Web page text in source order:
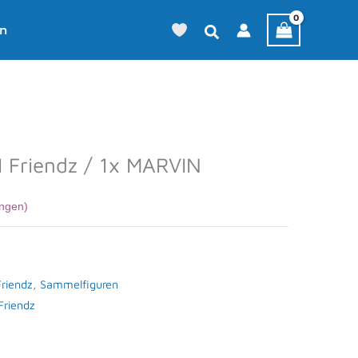
Friendz / 1x MARVIN
Sammelfiguren